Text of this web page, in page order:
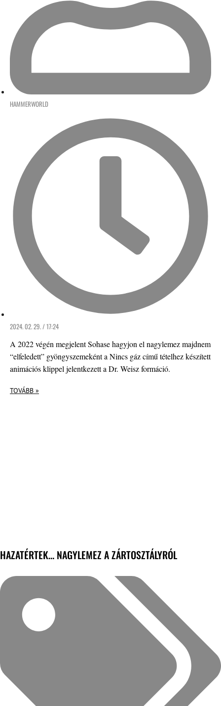
HAMMERWORLD
2024. 02. 29. / 17:24
A 2022 végén megjelent Sohase hagyjon el nagylemez majdnem
“elfeledett” gyöngyszemeként a Nincs gáz című tételhez készített
animációs klippel jelentkezett a Dr. Weisz formáció.
TOVÁBB »
HAZATÉRTEK… NAGYLEMEZ A ZÁRTOSZTÁLYRÓL